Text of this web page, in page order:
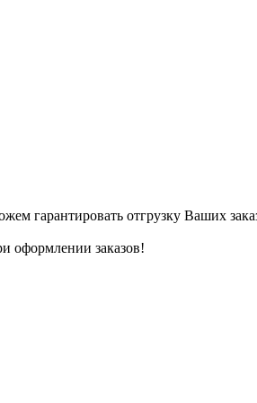
гарантировать отгрузку Ваших
оформлении заказов!